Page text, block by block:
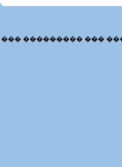
��� ��������� ���